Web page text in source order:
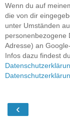
Wenn du auf
die von dir
unter Umständen
personenbezogene
Adresse) an
Infos dazu findest
‹